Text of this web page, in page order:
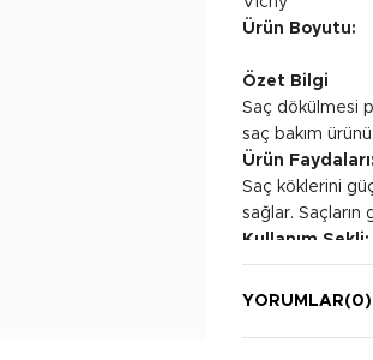
Ürün Boyutu:
Özet Bilgi
Saç dökülmesi
saç bakım ürünü.
Ürün Faydaları:
Saç köklerini
sağlar. Saçların
Kullanım Şekli:
Her gün bir adet
durulamayın. 1
YORUMLAR(0)